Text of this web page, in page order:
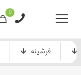
0
فرشینه